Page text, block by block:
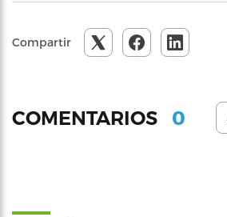
Compartir
COMENTARIOS 0